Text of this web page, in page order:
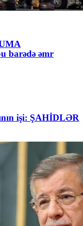
barədə əmr
işi: ŞAHİDLƏR